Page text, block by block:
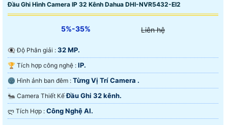
Đầu Ghi Hình Camera IP 32 Kênh Dahua DHI-NVR5432-EI2
5%-35% Liên hệ
👁️‍🗨 Độ Phân giải : 32 MP.
🏆 Tích hợp công nghệ : IP.
🌚 Hình ảnh ban đêm : Từng Vị Trí Camera .
🐜 Camera Thiết KếĐầu Ghi 32 kênh.
️ლ Tích Hợp : Công Nghệ AI.